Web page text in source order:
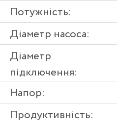
Потужність:
Діаметр насоса:
Діаметр
підключення:
Напор:
Продуктивність: